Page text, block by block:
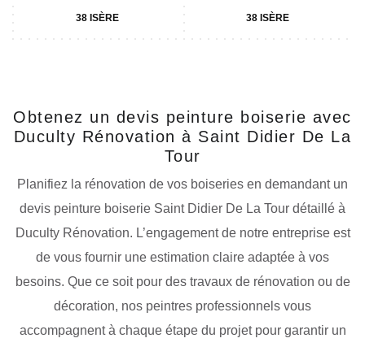
38 ISÈRE 38 ISÈRE
Obtenez un devis peinture boiserie avec
Duculty Rénovation à Saint Didier De La
Tour
Planifiez la rénovation de vos boiseries en demandant un
devis peinture boiserie Saint Didier De La Tour détaillé à
Duculty Rénovation. L’engagement de notre entreprise est
de vous fournir une estimation claire adaptée à vos
besoins. Que ce soit pour des travaux de rénovation ou de
décoration, nos peintres professionnels vous
accompagnent à chaque étape du projet pour garantir un